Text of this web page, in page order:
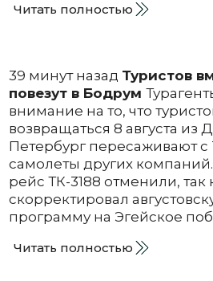
Читать полностью
39 минут назад Туристов
повезут в Бодрум
внимание на то, что
возвращаться 8 августа из
Петербург пересаживают с
самолеты других компаний.
рейс ТК-3188 отменили, так
скорректировал
программу на Эгейское
Читать полностью